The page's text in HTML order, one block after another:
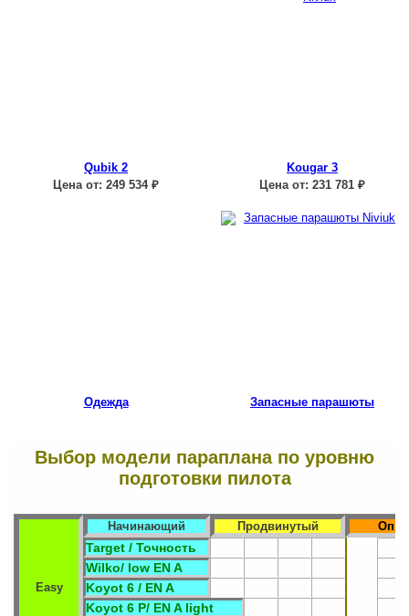
Qubik 2
Цена от: 249 534₽
Kougar 3
Цена от: 231 781 ₽
Одежда Запасные парашюты
Выбор модели параплана по уровню
подготовки пилота
Начинающий Продвинутый
Target / Точность
Wilko/ low EN A
Easy
Koyot 6 / EN A
Koyot 6 P/ EN A light